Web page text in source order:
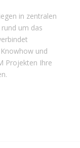
in zentralen
um das
und
Projekten Ihre